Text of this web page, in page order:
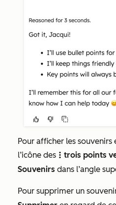
Pour afficher les souvenirs
l’icône des verticalMenut trois points
Souvenirs dans l’angle
Pour supprimer un